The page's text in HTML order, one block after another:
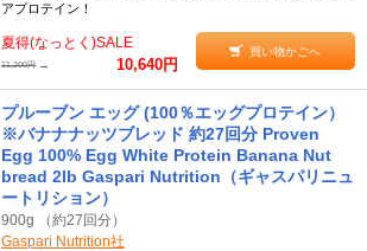
アプロテイン！
夏得(なっとく)SALE
11,200円 → 10,640円
買い物かごへ
プルーブン エッグ (100％エッグプロテイン）
※バナナナッツブレッド 約27回分 Proven
Egg 100% Egg White Protein Banana Nut
bread 2lb Gaspari Nutrition（ギャスパリニュ
ートリション）
900g （約27回分）
Gaspari Nutrition社